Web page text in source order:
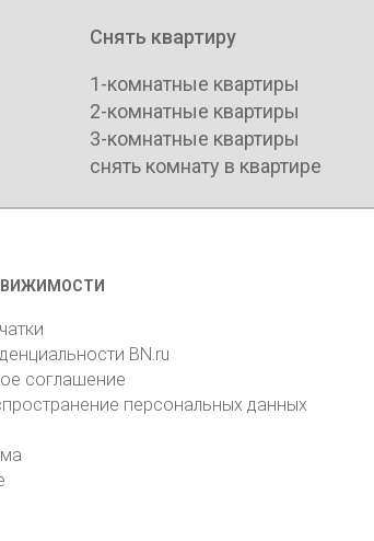
Снять квартиру
1-комнатные квартиры
2-комнатные квартиры
3-комнатные квартиры
снять комнату в квартире
BN.ru
соглашение
персональных данных